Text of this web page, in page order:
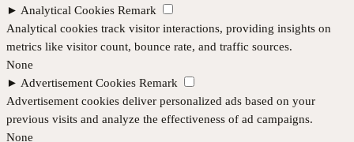
► Analytical Cookies Remark
Analytical cookies track visitor interactions, providing insights on
metrics like visitor count, bounce rate, and traffic sources.
None
► Advertisement Cookies Remark
Advertisement cookies deliver personalized ads based on your
previous visits and analyze the effectiveness of ad campaigns.
None